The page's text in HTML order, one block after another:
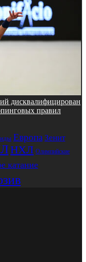
дисквалифицирован
правил
Европа Зенит
НХЛ Олимпийские
катание